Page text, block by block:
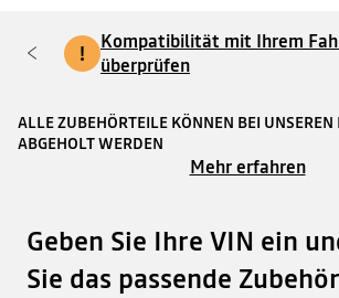
!
Kompatibilität mit Ihrem
überprüfen
ALLE ZUBEHÖRTEILE KÖNNEN BEI
ABGEHOLT WERDEN
Mehr erfahren
Geben Sie Ihre VIN ein
Sie das passende Zubehör